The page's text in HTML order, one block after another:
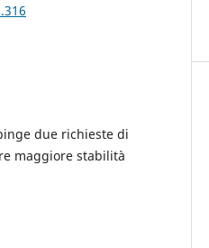
due richieste di
maggiore stabilità